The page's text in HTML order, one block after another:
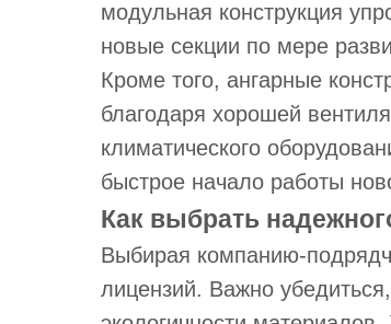
модульная конструкция
новые секции по мере
Кроме того, ангарные
благодаря хорошей
климатического
быстрое начало работы
Как выбрать
Выбирая компанию-
лицензий. Важно